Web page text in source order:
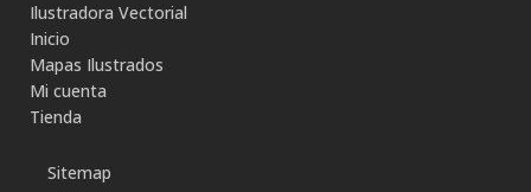
Ilustradora Vectorial
Inicio
Mapas Ilustrados
Mi cuenta
Tienda
Sitemap